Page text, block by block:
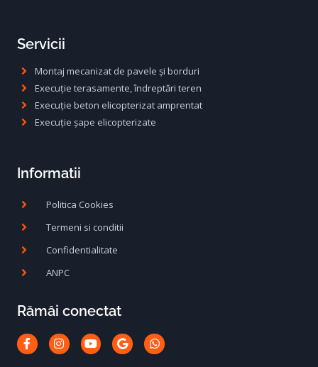
Servicii
Montaj mecanizat de pavele și borduri
Execuție terasamente, îndreptări teren
Execuție beton elicopterizat amprentat
Execuție șape elicopterizate
Informatii
Politica Cookies
Termeni si conditii
Confidentialitate
ANPC
Rămâi conectat
Facebook-
f
Instagram
YoutubeGoogleWhatsapp